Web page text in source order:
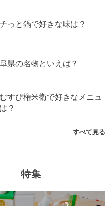
っと鍋で好きな味は？
県の名物といえば？
すび権米衛で好きなメニュ
？
すべて見る
特集